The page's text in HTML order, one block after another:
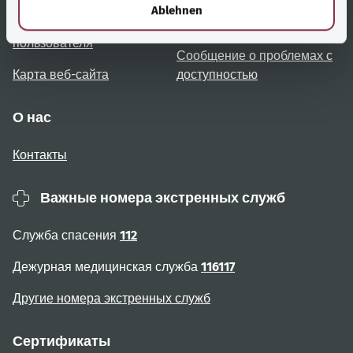
Ablehnen
Примечания для
пользователя
Карта веб-сайта
Сообщение о проблемах с
доступностью
О нас
Контакты
Важные номера экстренных служб
Служба спасения 112
Дежурная медицинская служба 116117
Другие номера экстренных служб
Сертификаты